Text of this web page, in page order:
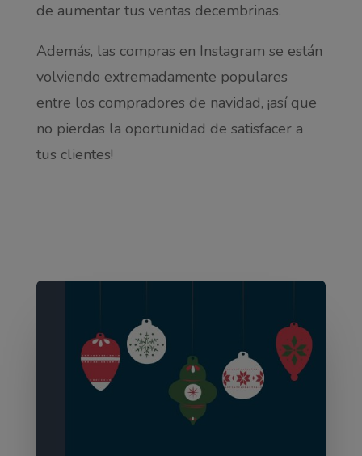
de aumentar tus ventas decembrinas.
Además, las compras en Instagram se están
volviendo extremadamente populares
entre los compradores de navidad, ¡así que
no pierdas la oportunidad de satisfacer a
tus clientes!